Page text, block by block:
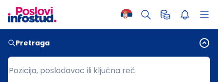
Pretraga
Pozicija, poslodavac ili ključna reč
Pozicija, poslodavac ili ključna reč